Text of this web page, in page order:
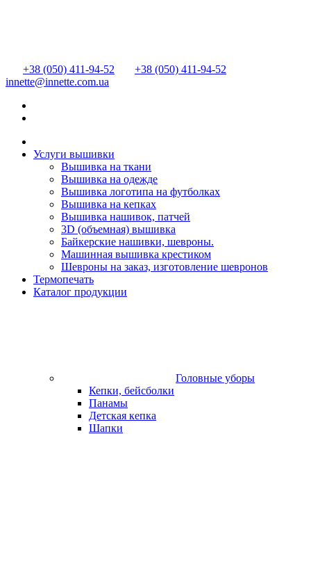
+38 (050) 411-94-52
+38 (050) 411-94-52
innette@innette.com.ua
Услуги вышивки
Вышивка на ткани
Вышивка на одежде
Вышивка логотипа на футболках
Вышивка на кепках
Вышивка нашивок, патчей
3D (объемная) вышивка
Байкерские нашивки, шевроны.
Машинная вышивка крестиком
Шевроны на заказ, изготовление шевронов
Термопечать
Каталог продукции
Головные уборы
Кепки, бейсболки
Панамы
Детская кепка
Шапки